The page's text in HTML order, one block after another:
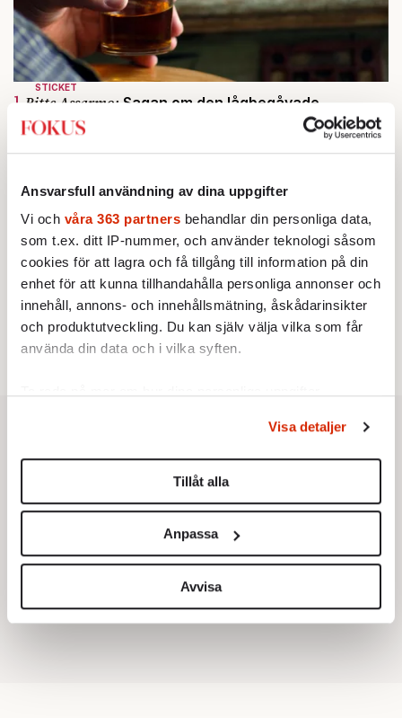
Ansvarsfull användning av dina uppgifter
Vi och våra 363 partners behandlar din personliga data,
som t.ex. ditt IP-nummer, och använder teknologi såsom
cookies för att lagra och få tillgång till information på din
enhet för att kunna tillhandahålla personliga annonser och
innehåll, annons- och innehållsmätning, åskådarinsikter
och produktutveckling. Du kan själv välja vilka som får
använda din data och i vilka syften.
Du kan ändra eller dra tillbaka ditt samtycke när som
helst från cookie-förklaringen.
Vi använder enhetsidentifierare för att anpassa innehållet
för sociala medier och analysera vår trafik. Vi
vidarebefordrar även sådana identifierare och annan
information från din enhet till de sociala medier och
annons- och analysföretag som vi samarbetar med.
Dessa kan i sin tur kombinera informationen med annan
Visa detaljer
Tillåt alla
Anpassa
Avvisa
STICKET
1. Bitte Assarmo: Sagan om den lågbegåvade
ursprungsbefolkningen i Filipstad
KRÖNIKA
2.Sakine Madon:Efter islamistdådet oroar sig
STICKET
3.
KRÖNIKA
4.Frans Wachtmeister:Ja, AC är ett hot mot den
franska civilisationen
5.Därför liknar Putin både tsaren och Stalin
Av: Bengt Jangfeldt
6.Christoffer Jonsson:Inte nu igen, Vänsterpartiet!